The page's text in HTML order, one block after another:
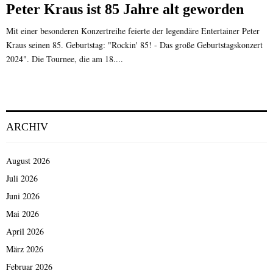
Peter Kraus ist 85 Jahre alt geworden
Mit einer besonderen Konzertreihe feierte der legendäre Entertainer Peter
Kraus seinen 85. Geburtstag: "Rockin' 85! - Das große Geburtstagskonzert
2024". Die Tournee, die am 18....
ARCHIV
August 2026
Juli 2026
Juni 2026
Mai 2026
April 2026
März 2026
Februar 2026